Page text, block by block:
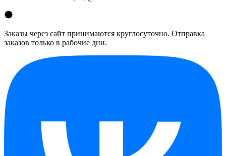
Заказы через сайт принимаются круглосуточно. Отправка
заказов только в рабочие дни.